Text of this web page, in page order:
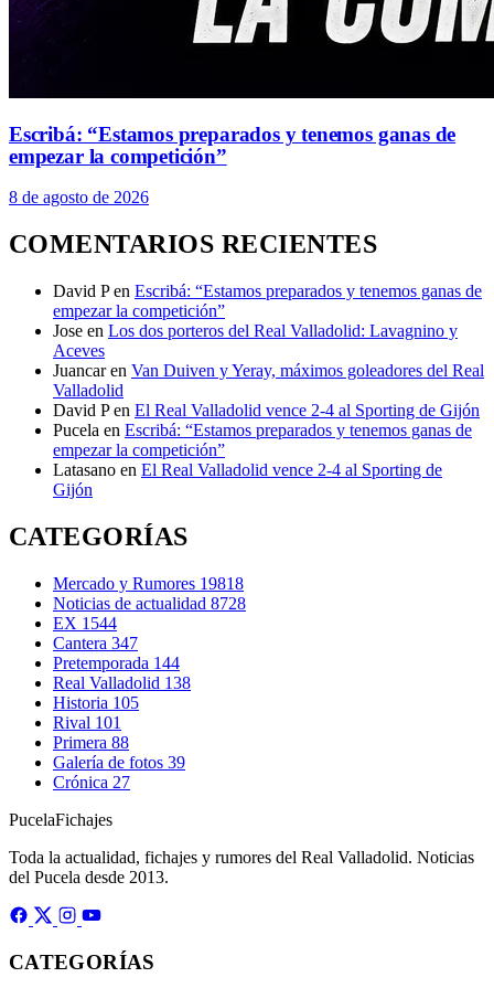
Escribá: “Estamos preparados y tenemos ganas de
empezar la competición”
8 de agosto de 2026
COMENTARIOS RECIENTES
David P en Escribá: “Estamos preparados y tenemos ganas de
empezar la competición”
Jose en Los dos porteros del Real Valladolid: Lavagnino y
Aceves
Juancar en Van Duiven y Yeray, máximos goleadores del Real
Valladolid
David P en El Real Valladolid vence 2-4 al Sporting de Gijón
Pucela en Escribá: “Estamos preparados y tenemos ganas de
empezar la competición”
Latasano en El Real Valladolid vence 2-4 al Sporting de
Gijón
CATEGORÍAS
Mercado y Rumores 19818
Noticias de actualidad 8728
EX 1544
Cantera 347
Pretemporada 144
Real Valladolid 138
Historia 105
Rival 101
Primera 88
Galería de fotos 39
Crónica 27
PucelaFichajes
Toda la actualidad, fichajes y rumores del Real Valladolid. Noticias
del Pucela desde 2013.
CATEGORÍAS